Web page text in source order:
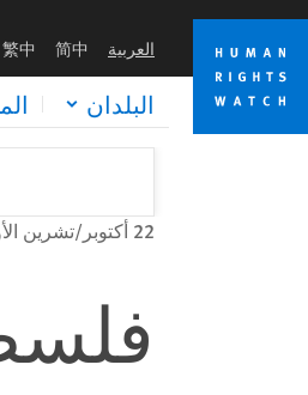
Skip
cookie
privacy
notice
Skip
main
content
العربية 简中
繁中
البلدان
22 أكتوبر/تشرين الأول 2018